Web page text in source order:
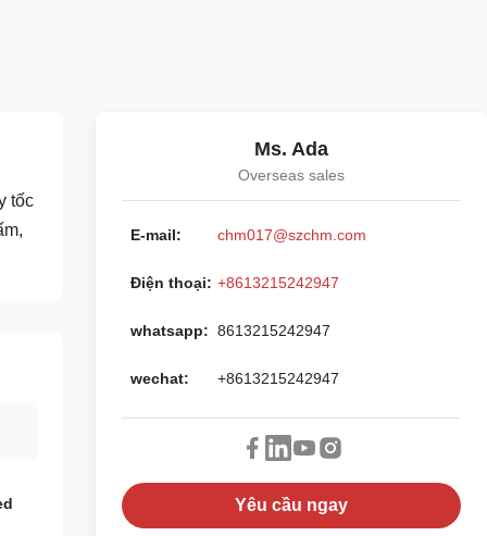
tốc
Ms. Ada
Overseas sales
E-mail: chm017@szchm.com
Điện thoại: +8613215242947
whatsapp: 8613215242947
wechat: +8613215242947
Yêu cầu ngay